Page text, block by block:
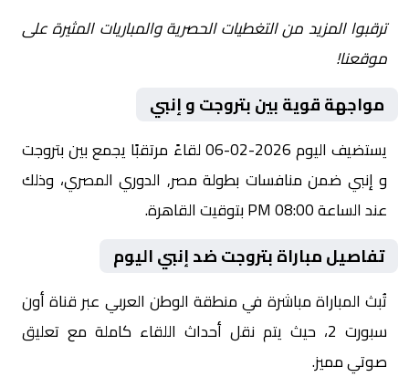
ترقبوا المزيد من التغطيات الحصرية والمباريات المثيرة على
موقعنا!
مواجهة قوية بين بتروجت و إنبي
يستضيف اليوم 2026-02-06 لقاءً مرتقبًا يجمع بين بتروجت
و إنبي ضمن منافسات بطولة مصر, الدوري المصري، وذلك
عند الساعة 08:00 PM بتوقيت القاهرة.
تفاصيل مباراة بتروجت ضد إنبي اليوم
تُبث المباراة مباشرة في منطقة الوطن العربي عبر قناة أون
سبورت 2، حيث يتم نقل أحداث اللقاء كاملة مع تعليق
صوتي مميز.